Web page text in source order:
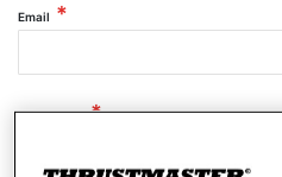
Email
Contraseña